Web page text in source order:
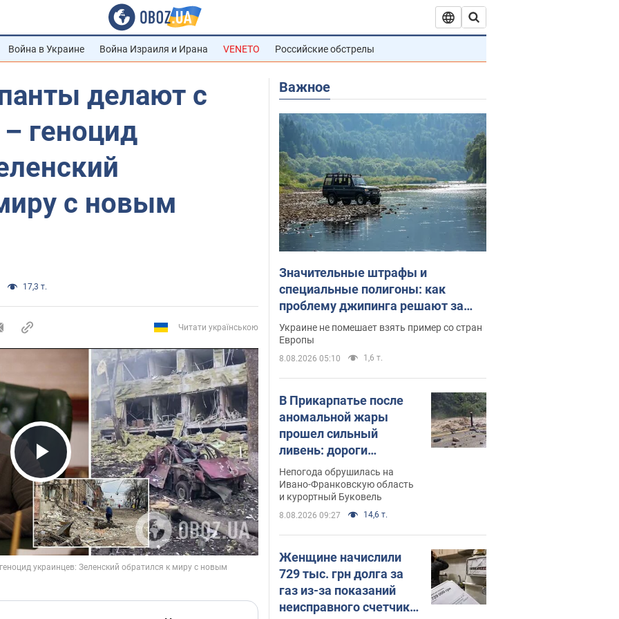
Война в Украине Война Израиля и Ирана VENETO Российские обстрелы
делают с
геноцид
с новым
17,3 т.
Читати українською
Play Video
Важное
Значительные штрафы и
специальные полигоны: как
проблему джипинга решают за
границей
Украине не помешает взять пример со стран
Европы
8.08.2026 05:10 1,6 т.
В Прикарпатье после
аномальной жары
прошел сильный
ливень: дороги
превратились в реки.
Видео
Непогода обрушилась на
Ивано-Франковскую область
и курортный Буковель
8.08.2026 09:27 14,6 т.
Женщине начислили
729 тыс. грн долга за
газ из-за показаний
неисправного счетчика: